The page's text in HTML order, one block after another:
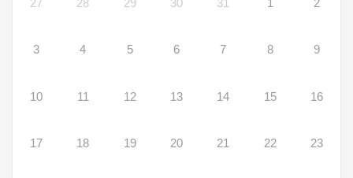
3 4 5 6 7 8 9
10 11 12 13 14 15 16
17 18 19 20 21 22 23